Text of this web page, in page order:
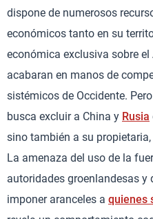
dispone de numerosos
económicos tanto en su
económica exclusiva sobre
acabaran en manos de
sistémicos de Occidente.
busca excluir a China y Rusia
sino también a su
La amenaza del uso de la
autoridades groenlandesas y
imponer aranceles a quienes